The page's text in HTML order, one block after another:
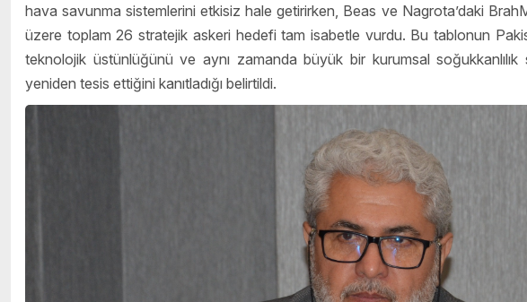
hava savunma sistemlerini etkisiz hale getirirken, Beas ve Nagrota’daki
üzere toplam 26 stratejik askeri hedefi tam isabetle vurdu. Bu tablonun
teknolojik üstünlüğünü ve aynı zamanda büyük bir kurumsal soğukkanlılık
yeniden tesis ettiğini kanıtladığı belirtildi.